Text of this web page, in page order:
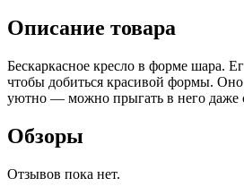
Описание товара
Бескаркасное кресло в форме шара.
чтобы добиться красивой формы. Оно
уютно — можно прыгать в него даже
Обзоры
Отзывов пока нет.